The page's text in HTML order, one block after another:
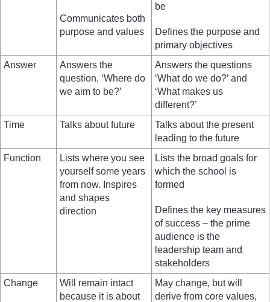
Communicates both
purpose and values
be
Defines the purpose and
primary objectives
Answer
Answers the
question, ‘Where do
we aim to be?’
Answers the questions
‘What do we do?’ and
‘What makes us
different?’
Time
Talks about future
Talks about the present
leading to the future
Function
Lists where you see
yourself some years
from now. Inspires
and shapes
direction
Lists the broad goals for
which the school is
formed
Defines the key measures
of success – the prime
audience is the
leadership team and
stakeholders
Change
Will remain intact
because it is about
May change, but will
derive from core values,